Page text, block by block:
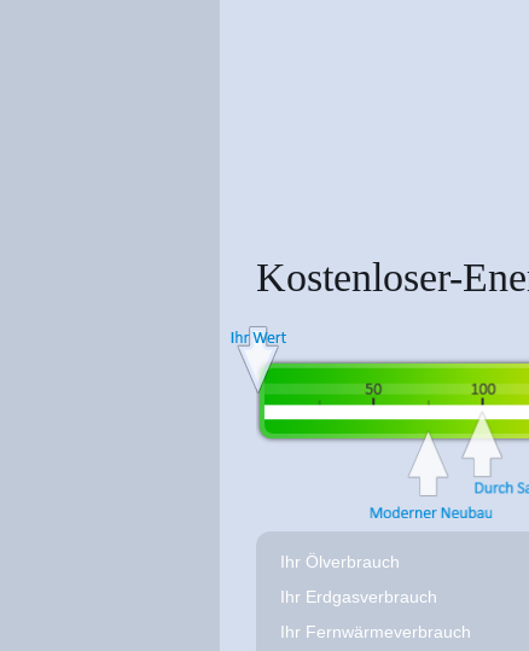
Kostenloser-
Ihr Ölverbrauch
Ihr Erdgasverbrauch
Ihr Fernwärmeverbrauch